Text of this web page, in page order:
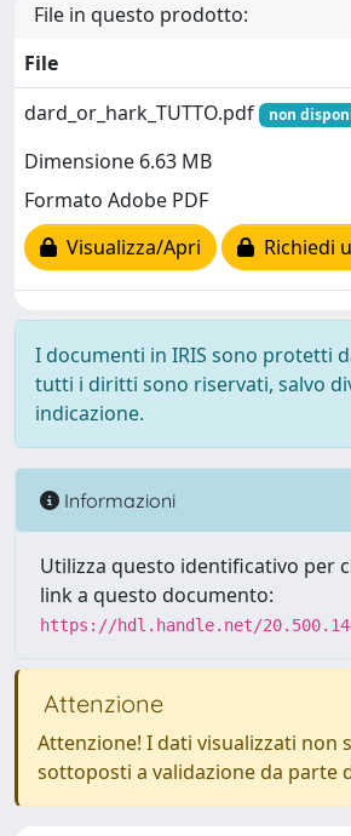
File in questo prodotto:
File
dard_or_hark_TUTTO.pdf
non
Dimensione 6.63 MB
Formato Adobe PDF
Visualizza/Apri
Richiedi
I documenti in IRIS sono protetti
tutti i diritti sono riservati, salvo
indicazione.
Informazioni
Utilizza questo identificativo per
link a questo documento:
https://hdl.handle.net/
Attenzione
Attenzione! I dati visualizzati non
sottoposti a validazione da parte